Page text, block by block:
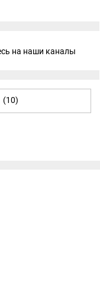
на наши каналы
(10)